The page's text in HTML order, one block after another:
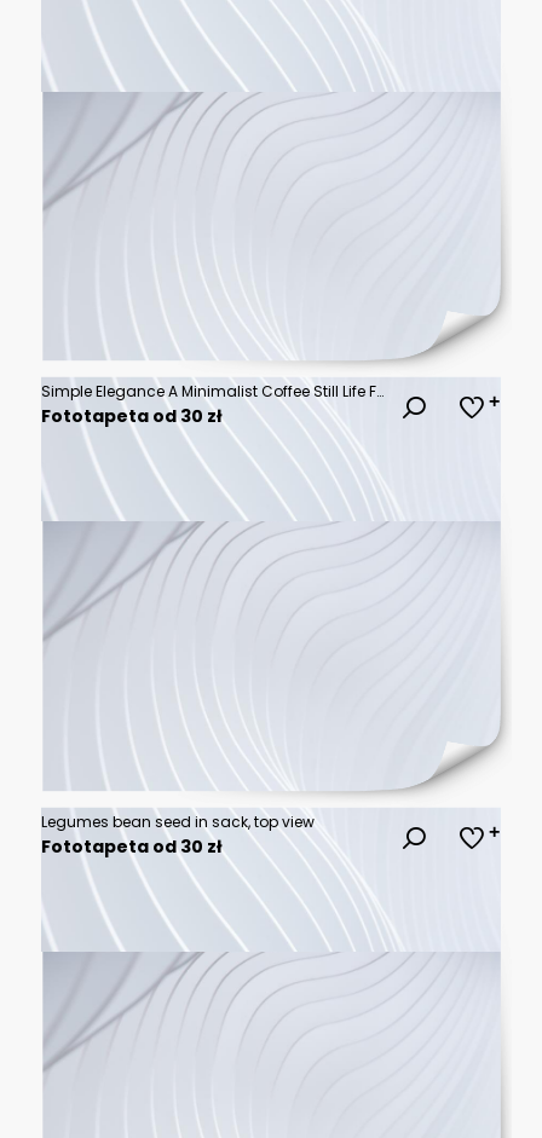
Simple Elegance A Minimalist Coffee Still Life Featuring a Stylish Cup and Aromatic Beans
Fototapeta od 30 zł
Legumes bean seed in sack, top view
Fototapeta od 30 zł